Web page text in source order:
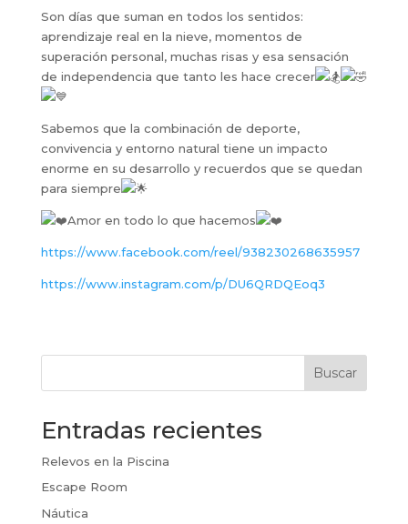
Son días que suman en todos los sentidos:
aprendizaje real en la nieve, momentos de
superación personal, muchas risas y esa sensación
de independencia que tanto les hace crecer
Sabemos que la combinación de deporte,
convivencia y entorno natural tiene un impacto
enorme en su desarrollo y recuerdos que se quedan
para siempre
Amor en todo lo que hacemos
https://www.facebook.com/reel/938230268635957
https://www.instagram.com/p/DU6QRDQEoq3
Buscar
Entradas recientes
Relevos en la Piscina
Escape Room
Náutica